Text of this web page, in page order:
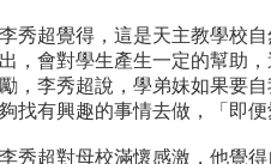
李秀超覺得，這是天主教學校
出，會對學生產生一定的幫助
勵，李秀超說，學弟妹如果要
夠找有興趣的事情去做，「即便
李秀超對母校滿懷感激，他覺